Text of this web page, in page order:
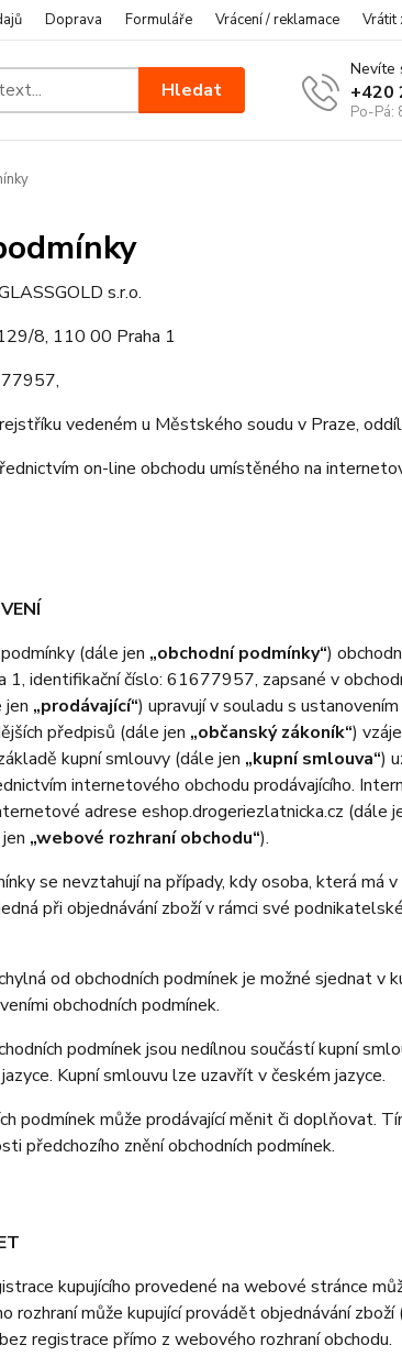
Doprava Formuláře Vrácení / reklamace Vrátit
Hledat
Nevíte
+420
Po-Pá:
s.r.o.
8, 110 00 Praha 1
vedeném u Městského soudu v Praze,
on-line obchodu umístěného na
(dále jen „obchodní podmínky“)
1, identifikační číslo: 61677957, zapsané v
jen „prodávající“) upravují v souladu s
předpisů (dále jen „občanský zákoník“)
kupní smlouvy (dále jen „kupní smlouva“)
internetového obchodu prodávajícího.
adrese eshop.drogeriezlatnicka.cz (dále
„webové rozhraní obchodu“).
se nevztahují na případy, kdy osoba, která má v
při objednávání zboží v rámci své
od obchodních podmínek je možné sjednat v
obchodních podmínek.
podmínek jsou nedílnou součástí kupní
Kupní smlouvu lze uzavřít v českém jazyce.
podmínek může prodávající měnit či doplňovat.
předchozího znění obchodních podmínek.
kupujícího provedené na webové stránce
rozhraní může kupující provádět objednávání zboží
registrace přímo z webového rozhraní obchodu.